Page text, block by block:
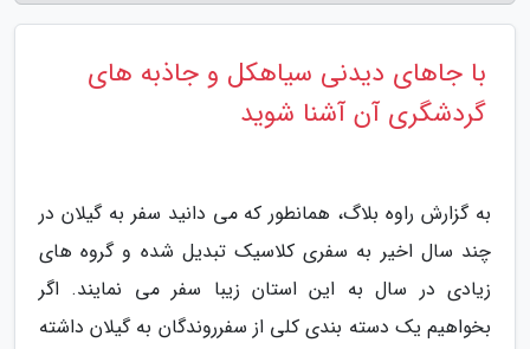
با جاهای دیدنی سیاهکل و جاذبه های
گردشگری آن آشنا شوید
به گزارش راوه بلاگ، همانطور که می دانید سفر به گیلان در
چند سال اخیر به سفری کلاسیک تبدیل شده و گروه های
زیادی در سال به این استان زیبا سفر می نمایند. اگر
بخواهیم یک دسته بندی کلی از سفرروندگان به گیلان داشته